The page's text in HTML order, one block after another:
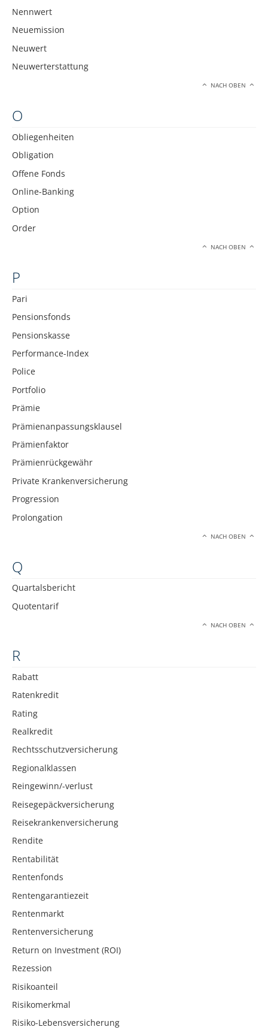
Nennwert
Neuemission
Neuwert
Neuwerterstattung
NACH OBEN
O
Obliegenheiten
Obligation
Offene Fonds
Online-Banking
Option
Order
NACH OBEN
P
Pari
Pensionsfonds
Pensionskasse
Performance-Index
Police
Portfolio
Prämie
Prämienanpassungsklausel
Prämienfaktor
Prämienrückgewähr
Private Krankenversicherung
Progression
Prolongation
NACH OBEN
Q
Quartalsbericht
Quotentarif
NACH OBEN
R
Rabatt
Ratenkredit
Rating
Realkredit
Rechtsschutzversicherung
Regionalklassen
Reingewinn/-verlust
Reisegepäckversicherung
Reisekrankenversicherung
Rendite
Rentabilität
Rentenfonds
Rentengarantiezeit
Rentenmarkt
Rentenversicherung
Return on Investment (ROI)
Rezession
Risikoanteil
Risikomerkmal
Risiko-Lebensversicherung